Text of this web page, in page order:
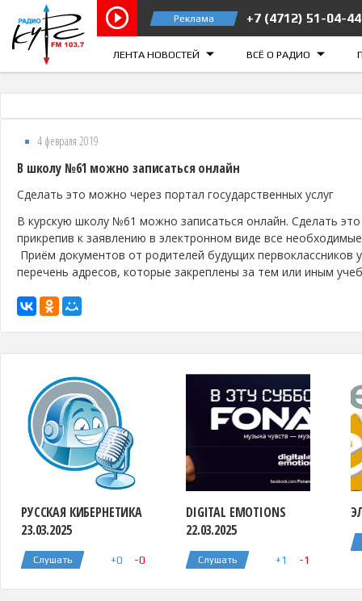
Реклама +7 (4712) 51-04-44
ЛЕНТА НОВОСТЕЙ ВСЁ О РАДИО
Курск 103.7 FM
4 февраля 2019
В школу №61 можно записаться онлайн
Сделать это можно через портал государственных услуг
В курскую школу №61 можно записаться онлайн. Сделать
прикрепив к заявлению в электронном виде все
Приём документов от родителей будущих
перечень адресов, которые закреплены за тем или иным
РУССКАЯ КИБЕРНЕТИКА
23.03.2025
Слушать +0 -0
DIGITAL EMOTIONS
22.03.2025
Слушать +1 -1